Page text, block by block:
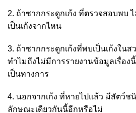
2. ถ้าซากกระดูกเก้ง ที่ตรวจสอบพบ ไ
เป็นเก้งจากไหน
3. ถ้าซากกระดูกเก้งที่พบเป็นเก้งใน
ทำไมถึงไม่มีการรายงานข้อมูลเรื่อง
เป็นทางการ
4. นอกจากเก้ง ที่หายไปแล้ว มีสัตว์ช
ลักษณะเดียวกันนี้อีกหรือไม่